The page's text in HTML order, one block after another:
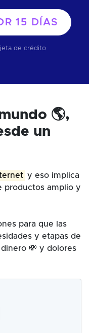
15 DÍAS
de crédito
🌎,
un
y eso implica
productos amplio y
para que las
y etapas de
💸 y dolores